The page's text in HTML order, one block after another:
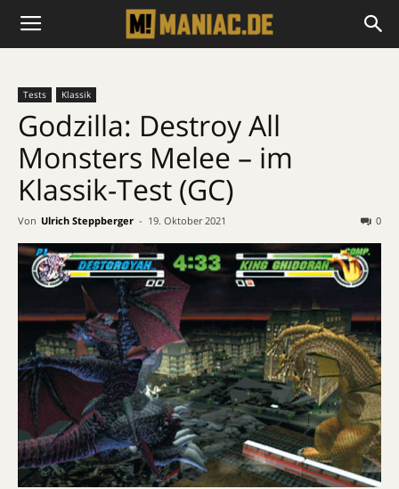
Tests Klassik
Godzilla: Destroy All
Monsters Melee – im
Klassik-Test (GC)
Von Ulrich Steppberger - 19. Oktober 2021 0